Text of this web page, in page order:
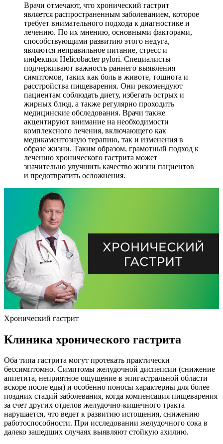
Врачи отмечают, что хронический гастрит
является распространенным заболеванием, которое
требует внимательного подхода к диагностике и
лечению. По их мнению, основными факторами,
способствующими развитию этого недуга,
являются неправильное питание, стресс и
инфекция Helicobacter pylori. Специалисты
подчеркивают важность раннего выявления
симптомов, таких как боль в животе, тошнота и
расстройства пищеварения. Они рекомендуют
пациентам соблюдать диету, избегать острых и
жирных блюд, а также регулярно проходить
медицинские обследования. Врачи также
акцентируют внимание на необходимости
комплексного лечения, включающего как
медикаментозную терапию, так и изменения в
образе жизни. Таким образом, грамотный подход к
лечению хронического гастрита может
значительно улучшить качество жизни пациентов
и предотвратить осложнения.
Хронический гастрит
Клиника хронического гастрита
Оба типа гастрита могут протекать практически
бессимптомно. Симптомы желудочной диспепсии (снижение
аппетита, неприятное ощущение в эпигастральной области
вскоре после еды) и особенно поносы характерны для более
поздних стадий заболевания, когда компенсация пищеварения
за счет других отделов желудочно-кишечного тракта
нарушается, что ведет к развитию истощения, снижению
работоспособности. При исследовании желудочного сока в
далеко зашедших случаях выявляют стойкую ахилию.